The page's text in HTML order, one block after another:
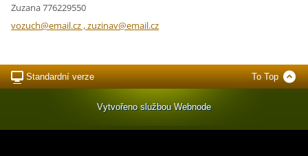
Zuzana 776229550
vozuch@email.cz , zuzinav@email.cz
Standardní verze To Top
Vytvořeno službou Webnode